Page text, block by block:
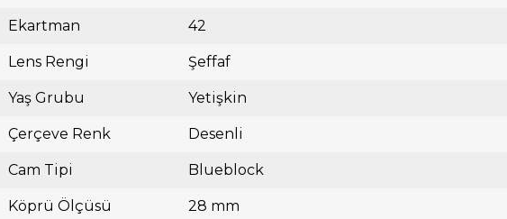
Ekartman 42
Lens Rengi Şeffaf
Yaş Grubu Yetişkin
Çerçeve Renk Desenli
Cam Tipi Blueblock
Köprü Ölçüsü 28 mm